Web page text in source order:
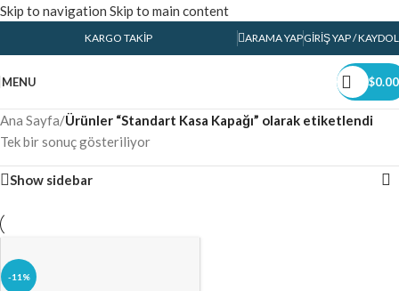
Skip to navigation Skip to main content
KARGO TAKIP ARAMA YAPGIRIŞ YAP / KAYDOL
MENU $0.00
Ana Sayfa/Ürünler “Standart Kasa Kapağı” olarak etiketlendi
Tek bir sonuç gösteriliyor
Show sidebar
-11%